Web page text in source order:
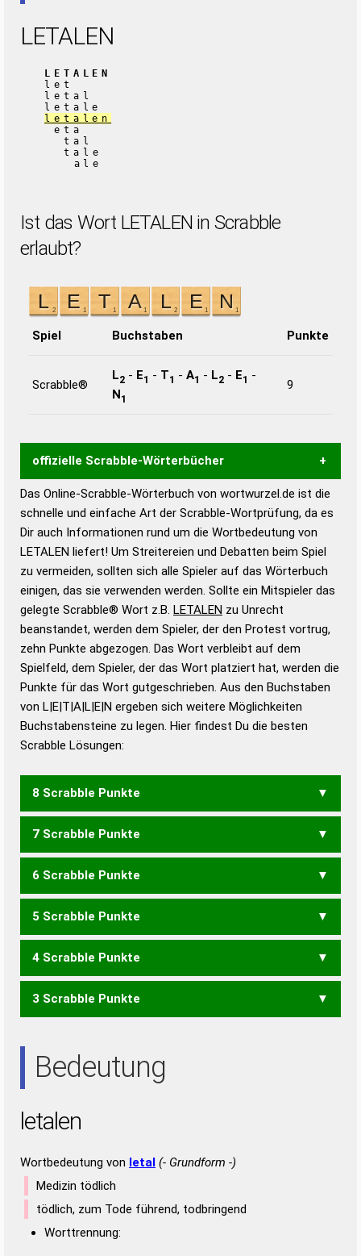
LETALEN
LETALEN
let
letal
letale
letalen
eta
tal
tale
ale
Ist das Wort LETALEN in Scrabble
erlaubt?
Spiel Buchstaben Punkte
Scrabble®
L2 - E1 - T1 - A1 - L2 - E1 -
N1
9
offizielle Scrabble-Wörterbücher
Wortwurzel liefert mit Hilfe eines semantischen
Wortanalyse-Algorithmus gute Anhaltspunkte zu
Wortbedeutung, Worttrennung und Wortform, um die
Gültigkeit eines Wortes für das Scrabble-Spiel zu
bestimmen!
zugelassene Turnier Scrabble-
Wörterbücher sind:
Duden – Standardwerk in 12 Bänden
Duden – Richtiges und gutes
Deutsch
Duden – Die deutsche Grammatik
Duden – Deutsches
Das Online-Scrabble-Wörterbuch von wortwurzel.de ist die
schnelle und einfache Art der Scrabble-Wortprüfung, da es
Dir auch Informationen rund um die Wortbedeutung von
LETALEN liefert! Um Streitereien und Debatten beim Spiel
zu vermeiden, sollten sich alle Spieler auf das Wörterbuch
einigen, das sie verwenden werden. Sollte ein Mitspieler das
gelegte Scrabble® Wort z.B. LETALEN zu Unrecht
beanstandet, werden dem Spieler, der den Protest vortrug,
zehn Punkte abgezogen. Das Wort verbleibt auf dem
Spielfeld, dem Spieler, der das Wort platziert hat, werden die
Punkte für das Wort gutgeschrieben. Aus den Buchstaben
von L|E|T|A|L|E|N ergeben sich weitere Möglichkeiten
Buchstabensteine zu legen. Hier findest Du die besten
Scrabble Lösungen:
8 Scrabble Punkte
ALLEEN
7 Scrabble Punkte
ALLEE ALLEN ELLEN
6 Scrabble Punkte
ALLE ELLE NELL ALTEN
5 Scrabble Punkte
ALL ALTE ELAN ELEN
4 Scrabble Punkte
ALT LEE ANTE ENTE
3 Scrabble Punkte
Bedeutung
letalen
Wortbedeutung von letal (- Grundform -)
Medizin tödlich
tödlich, zum Tode führend, todbringend
Worttrennung: